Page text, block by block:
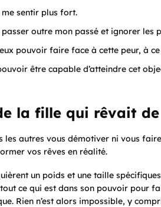
sentir plus fort.
outre mon passé et ignorer les
pouvoir faire face à cette peur, à ce
être capable d’atteindre cet
la fille qui rêvait
les autres vous démotiver ni vous
vos rêves en réalité.
un poids et une taille
ce qui est dans son pouvoir pour
Rien n’est alors impossible, y